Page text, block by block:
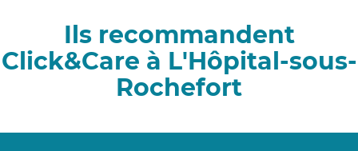
Ils recommandent
Click&Care à L'Hôpital-sous-
Rochefort